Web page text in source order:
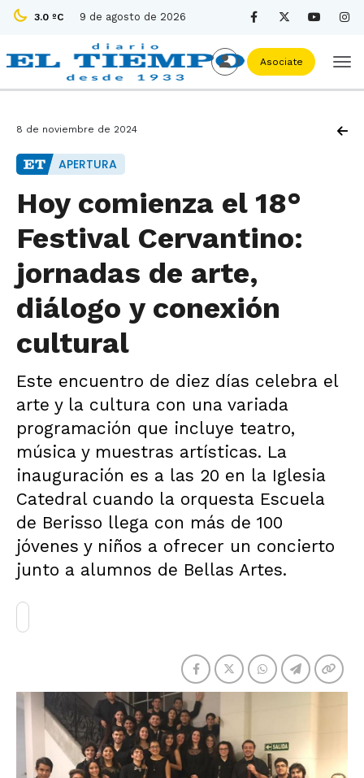
3.0 ºC 9 de agosto de 2026
Asociate
8 de noviembre de 2024
APERTURA
Hoy comienza el 18°
Festival Cervantino:
jornadas de arte,
diálogo y conexión
cultural
Este encuentro de diez días celebra el
arte y la cultura con una variada
programación que incluye teatro,
música y muestras artísticas. La
inauguración es a las 20 en la Iglesia
Catedral cuando la orquesta Escuela
de Berisso llega con más de 100
jóvenes y niños a ofrecer un concierto
junto a alumnos de Bellas Artes.